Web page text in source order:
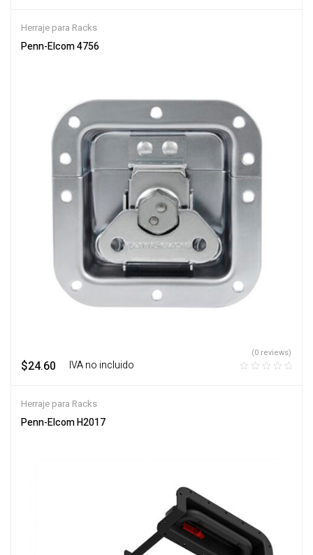
Herraje para Racks
Penn-Elcom 4756
$24.60 ‎ ‎ ‎ IVA no incluido
(0 reviews)
Herraje para Racks
Penn-Elcom H2017